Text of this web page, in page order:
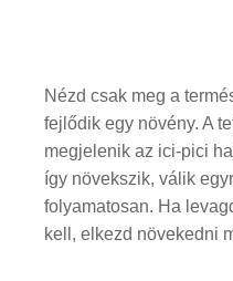
Nézd csak meg a
fejlődik egy növény. A
megjelenik az ici-pici
így növekszik, válik
folyamatosan. Ha
kell, elkezd növekedni